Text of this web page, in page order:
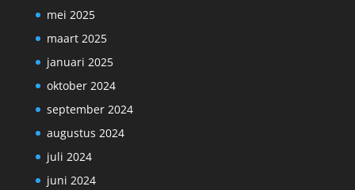
mei 2025
maart 2025
januari 2025
oktober 2024
september 2024
augustus 2024
juli 2024
juni 2024